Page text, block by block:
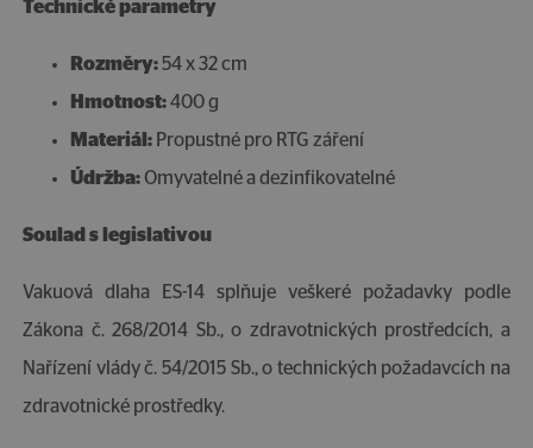
Technické parametry
Rozměry:54 x 32 cm
Hmotnost:400 g
Materiál: Propustné pro RTG záření
Údržba:Omyvatelné a dezinfikovatelné
Soulad s legislativou
Vakuová dlaha ES-14 splňuje veškeré požadavky podle
Zákona č. 268/2014 Sb., o zdravotnických prostředcích, a
Nařízení vlády č. 54/2015 Sb., o technických požadavcích na
zdravotnické prostředky.